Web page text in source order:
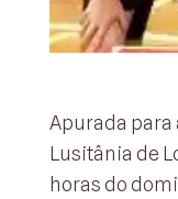
Apurada para
Lusitânia de
horas do